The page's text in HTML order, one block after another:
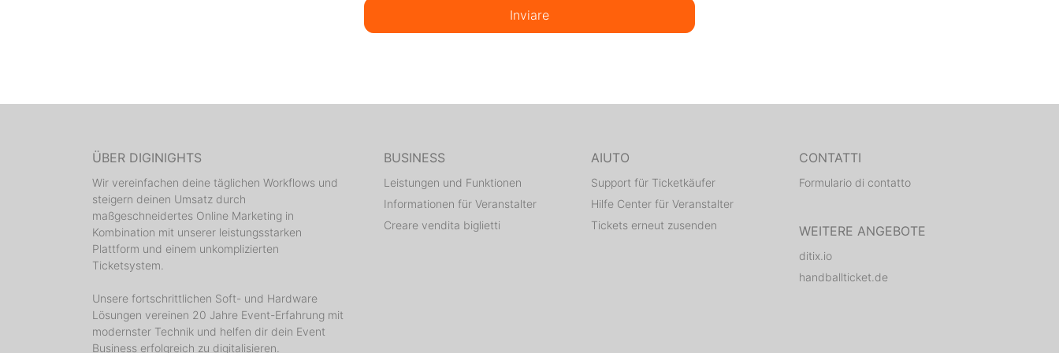
Inviare
ÜBER DIGINIGHTS
Wir vereinfachen deine täglichen Workflows und
steigern deinen Umsatz durch
maßgeschneidertes Online Marketing in
Kombination mit unserer leistungsstarken
Plattform und einem unkomplizierten
Ticketsystem.
Unsere fortschrittlichen Soft- und Hardware
Lösungen vereinen 20 Jahre Event-Erfahrung mit
modernster Technik und helfen dir dein Event
Business erfolgreich zu digitalisieren.
BUSINESS
Leistungen und Funktionen
Informationen für Veranstalter
Creare vendita biglietti
AIUTO
Support für Ticketkäufer
Hilfe Center für Veranstalter
Tickets erneut zusenden
CONTATTI
Formulario di contatto
WEITERE ANGEBOTE
ditix.io
handballticket.de